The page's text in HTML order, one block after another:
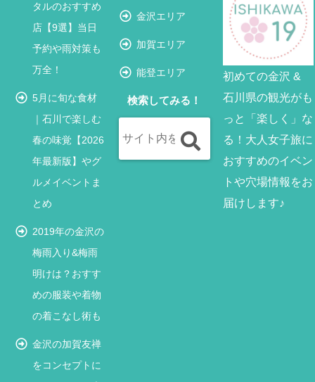
タルのおすすめ
店【9選】当日
予約や雨対策も
万全！
5月に旬な食材
｜石川で楽しむ
春の味覚【2026
年最新版】やグ
ルメイベントま
とめ
2019年の金沢の
梅雨入り&梅雨
明けは？おすす
めの服装や着物
の着こなし術も
金沢の加賀友禅
をコンセプトに
金沢エリア
加賀エリア
能登エリア
検索してみる！
初めての金沢 &
石川県の観光がも
っと「楽しく」な
る！大人女子旅に
おすすめのイベン
トや穴場情報をお
届けします♪